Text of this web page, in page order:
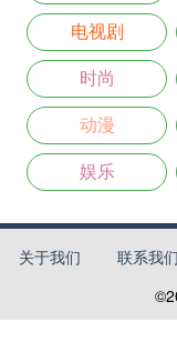
电视剧
时尚
动漫
娱乐
关于我们 联系我们